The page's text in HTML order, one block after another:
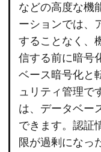
などの高度な機
ーションでは、
することなく、
信する前に暗号
ベース暗号化と
ュリティ管理で
は、データベー
できます。認証
限が過剰になっ